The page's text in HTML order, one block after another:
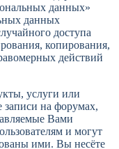
данных»
данных
доступа
копирования,
действий
услуги или
на форумах,
Вами
и могут
ими. Вы несёте